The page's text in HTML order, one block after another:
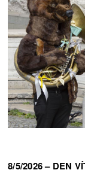
8/5/2026 – DEN